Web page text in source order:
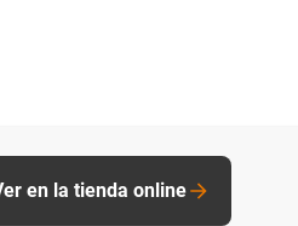
en la tienda online